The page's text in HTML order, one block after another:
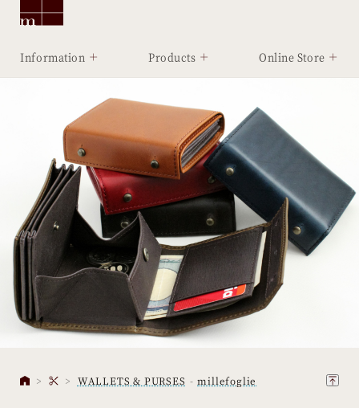
Information Products Online Store
WALLETS & PURSES millefoglie